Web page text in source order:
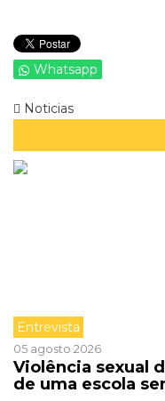
Whatsapp
Noticias
Entrevista
05 agosto 2026
Violência sexual
de uma escola